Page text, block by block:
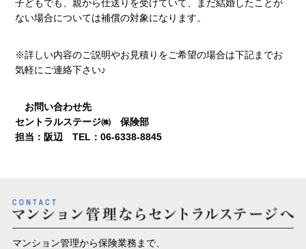
子どもでも、親から仕送りを受けていて、まだ結婚したことが
ない場合については補償の対象になります。
※詳しい内容のご説明やお見積りをご希望の場合は下記までお
気軽にご連絡下さい♪
お問い合わせ先
セントラルステージ㈱ 保険部
担当：阪辺 TEL：06-6338-8845
マンション管理から保険業務まで、